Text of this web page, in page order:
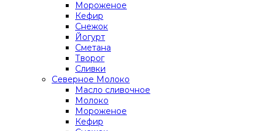
Мороженое
Кефир
Снежок
Йогурт
Сметана
Творог
Сливки
Северное Молоко
Масло сливочное
Молоко
Мороженое
Кефир